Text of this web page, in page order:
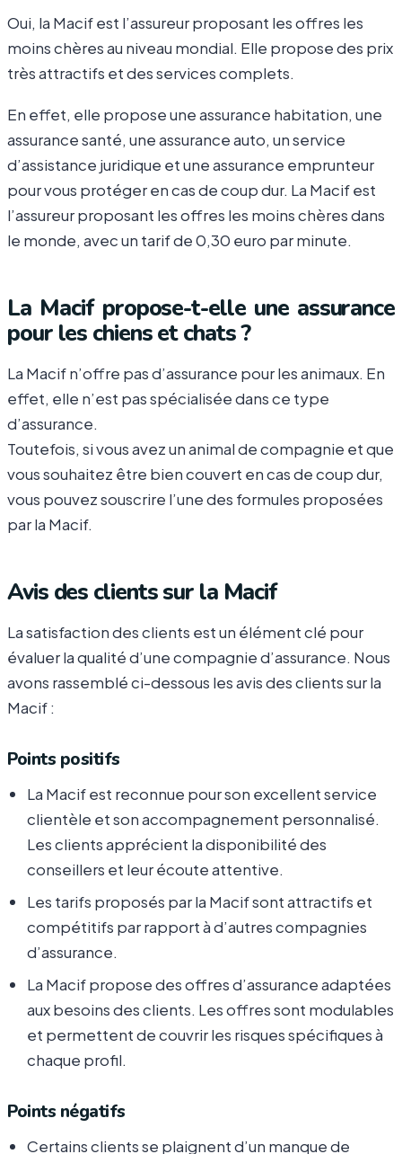
Oui, la Macif est l’assureur proposant les offres les
moins chères au niveau mondial. Elle propose des prix
très attractifs et des services complets.
En effet, elle propose une assurance habitation, une
assurance santé, une assurance auto, un service
d’assistance juridique et une assurance emprunteur
pour vous protéger en cas de coup dur. La Macif est
l’assureur proposant les offres les moins chères dans
le monde, avec un tarif de 0,30 euro par minute.
La Macif propose-t-elle une assurance
pour les chiens et chats ?
La Macif n’offre pas d’assurance pour les animaux. En
effet, elle n’est pas spécialisée dans ce type
d’assurance.
Toutefois, si vous avez un animal de compagnie et que
vous souhaitez être bien couvert en cas de coup dur,
vous pouvez souscrire l’une des formules proposées
par la Macif.
Avis des clients sur la Macif
La satisfaction des clients est un élément clé pour
évaluer la qualité d’une compagnie d’assurance. Nous
avons rassemblé ci-dessous les avis des clients sur la
Macif :
Points positifs
La Macif est reconnue pour son excellent service
clientèle et son accompagnement personnalisé.
Les clients apprécient la disponibilité des
conseillers et leur écoute attentive.
Les tarifs proposés par la Macif sont attractifs et
compétitifs par rapport à d’autres compagnies
d’assurance.
La Macif propose des offres d’assurance adaptées
aux besoins des clients. Les offres sont modulables
et permettent de couvrir les risques spécifiques à
chaque profil.
Points négatifs
Certains clients se plaignent d’un manque de